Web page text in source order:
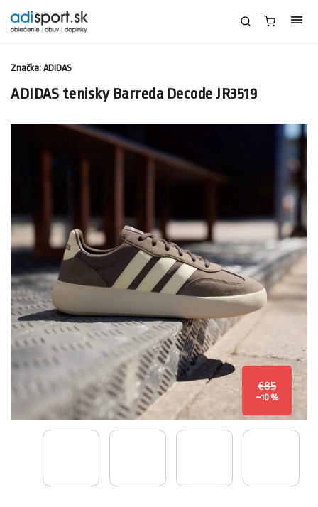
ADIDAS tenisky Barreda Decode JR3519
€85
–10 %
Značka: ADIDAS